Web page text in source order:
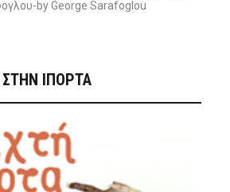
by George Sarafoglou
IΠΟΡΤΑ